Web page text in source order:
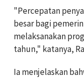
"Percepatan
besar bagi
melaksanakan
tahun," katanya,
Ia menjelaskan